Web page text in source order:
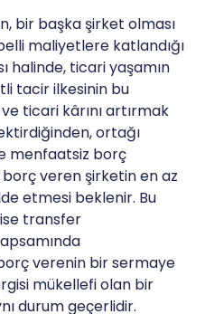
bir başka şirket olması
maliyetlere katlandığı
halinde, ticari yaşamın
tacir ilkesinin bu
ticari kârını artırmak
ortağı
menfaatsiz borç
veren şirketin en az
etmesi beklenir. Bu
transfer
verenin bir sermaye
mükellefi olan bir
durum geçerlidir.